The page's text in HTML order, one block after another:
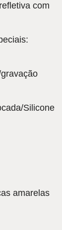
com
Silicone
amarelas